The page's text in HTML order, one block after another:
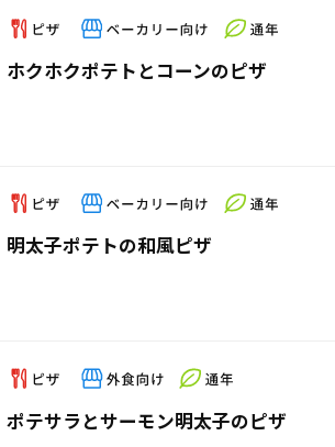
ホクホクポテトとコーンのピザ
明太子ポテトの和風ピザ
ポテサラとサーモン明太子のピザ